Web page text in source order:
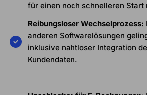
für einen noch schnelleren Start
Reibungsloser Wechselprozess:
anderen Softwarelösungen
inklusive nahtloser Integration
Kundendaten.